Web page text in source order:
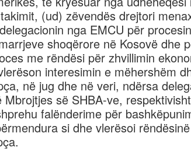
(ud) zëvendës drejtori
nga EMCU për
shoqërore në Kosovë dhe
me rëndësi për zhvillimin
interesimin e mëhershëm
në jug dhe në veri, ndërsa
së SHBA-ve,
falënderime për
si dhe vlerësoi